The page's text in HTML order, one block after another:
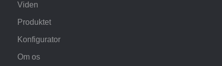
Viden
Produktet
Konfigurator
Om os